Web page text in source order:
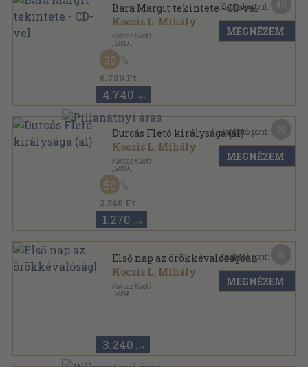
Bara Margit tekintete - CD-vel
Kocsis L. Mihály
Kairosz Kiadó
2008
Fűzött kemény papírkötés
6.780 Ft
30
4.740 ,-Ft
Kapható pont:
MEGNÉZEM
Durcás Fletó királysága (al)
Kocsis L. Mihály
Kairosz Kiadó
2009
Ragasztott papírkötés
2.540 Ft
50
1.270 ,-Ft
Kapható pont:
MEGNÉZEM
Első nap az örökkévalóságban
Kocsis L. Mihály
Kairosz Kiadó
2004
3.240 ,-Ft
Kapható pont:
MEGNÉZEM